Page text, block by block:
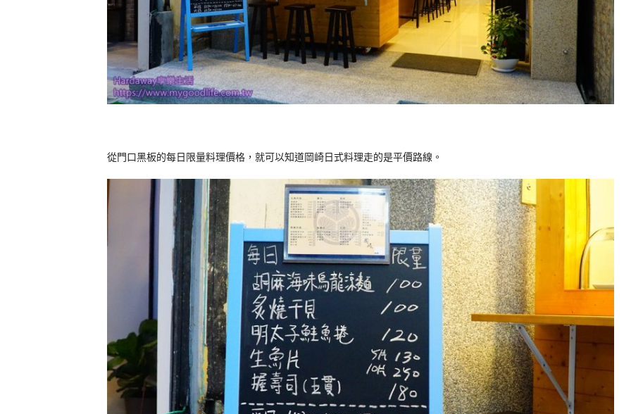
從門口黑板的每日限量料理價格，就可以知道岡崎日式料理走的是平價路線。